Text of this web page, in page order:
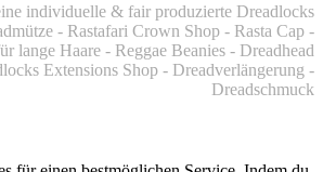
individuelle & fair produzierte Dreadlocks
- Rastafari Crown Shop - Rasta Cap -
lange Haare - Reggae Beanies - Dreadhead
Extensions Shop - Dreadverlängerung -
Dreadschmuck